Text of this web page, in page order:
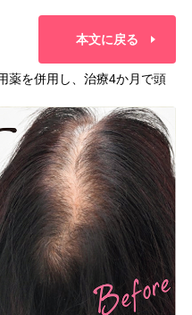
本文に戻る
薬を併用し、治療4か月で頭